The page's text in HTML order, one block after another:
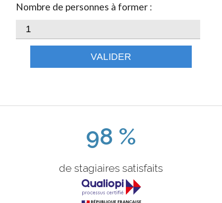
Nombre de personnes à former :
VALIDER
98 %
de stagiaires satisfaits